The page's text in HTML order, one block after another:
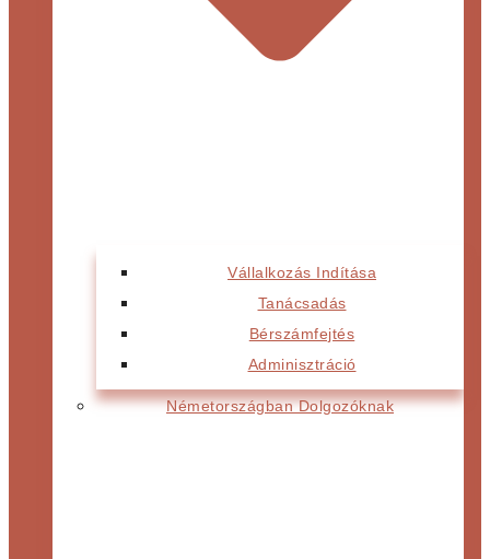
Vállalkozás Indítása
Tanácsadás
Bérszámfejtés
Adminisztráció
Németországban Dolgozóknak